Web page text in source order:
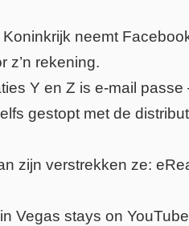
neemt
z’n rekening.
Y en Z is e-mail passe
gestopt met de
zijn verstrekken ze:
Vegas stays on